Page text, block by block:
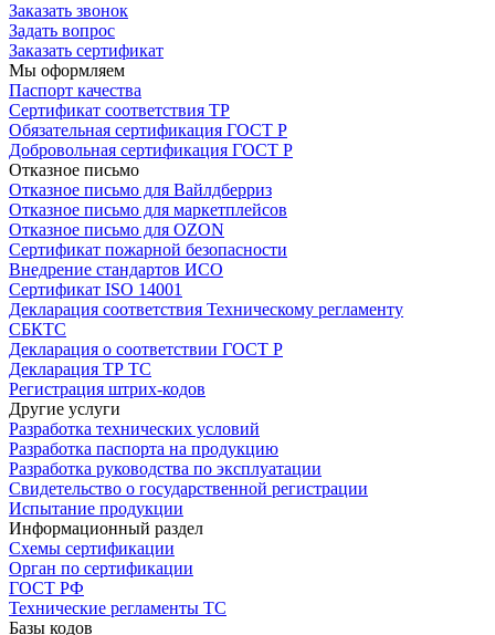
Заказать звонок
Задать вопрос
Заказать сертификат
Мы оформляем
Паспорт качества
Сертификат соответствия ТР
Обязательная сертификация ГОСТ Р
Добровольная сертификация ГОСТ Р
Отказное письмо
Отказное письмо для Вайлдберриз
Отказное письмо для маркетплейсов
Отказное письмо для OZON
Сертификат пожарной безопасности
Внедрение стандартов ИСО
Сертификат ISO 14001
Декларация соответствия Техническому регламенту
СБКТС
Декларация о соответствии ГОСТ Р
Декларация ТР ТС
Регистрация штрих-кодов
Другие услуги
Разработка технических условий
Разработка паспорта на продукцию
Разработка руководства по эксплуатации
Свидетельство о государственной регистрации
Испытание продукции
Информационный раздел
Схемы сертификации
Орган по сертификации
ГОСТ РФ
Технические регламенты ТС
Базы кодов